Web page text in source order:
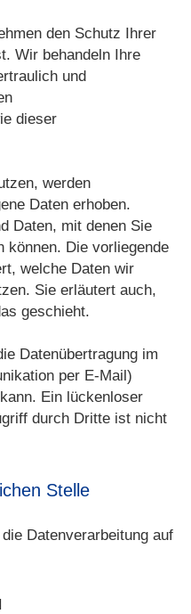
den Schutz Ihrer
Wir behandeln Ihre
und
dieser
werden
Daten erhoben.
Daten, mit denen Sie
können. Die vorliegende
welche Daten wir
Sie erläutert auch,
geschieht.
Datenübertragung im
per E-Mail)
Ein lückenloser
durch Dritte ist nicht
Stelle
Datenverarbeitung auf